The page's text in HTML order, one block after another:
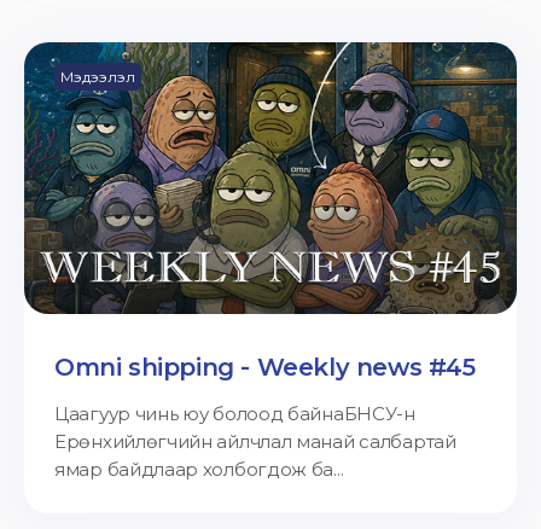
Мэдээлэл
Omni shipping - Weekly news #45
Цаагуур чинь юу болоод байнаБНСУ-н
Ерөнхийлөгчийн айлчлал манай салбартай
ямар байдлаар холбогдож ба...